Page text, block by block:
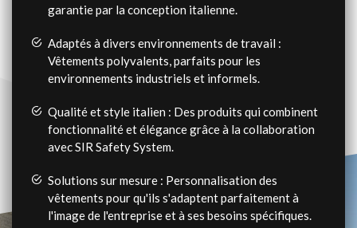
garantie par la conception italienne.
Adaptés à divers environnements de travail :
Vêtements polyvalents, parfaits pour les
environnements industriels et informels.
Qualité et style italien : Des produits qui combinent
fonctionnalité et élégance grâce à la collaboration
avec SIR Safety System.
Solutions sur mesure : Personnalisation des
vêtements pour qu'ils s'adaptent parfaitement à
l'image de l'entreprise et à ses besoins spécifiques.